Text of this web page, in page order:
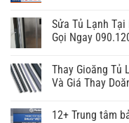
Sửa Tủ Lạnh
Gọi Ngay
Thay Gioăng Tủ
Và Giá Thay
12+ Trung tâm